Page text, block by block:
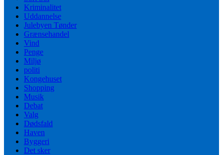
Kriminalitet
Uddannelse
Julebyen Tønder
Grænsehandel
Vind
Penge
Miljø
politi
Kongehuset
Shopping
Musik
Debat
Valg
Dødsfald
Haven
Byggeri
Det sker